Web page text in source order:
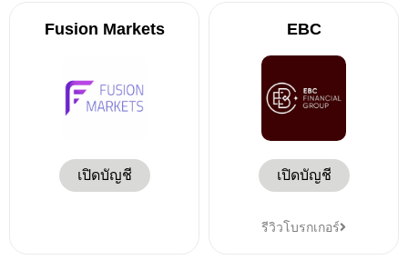
Fusion Markets
เปิดบัญชี
EBC
เปิดบัญชี
รีวิวโบรกเกอร์